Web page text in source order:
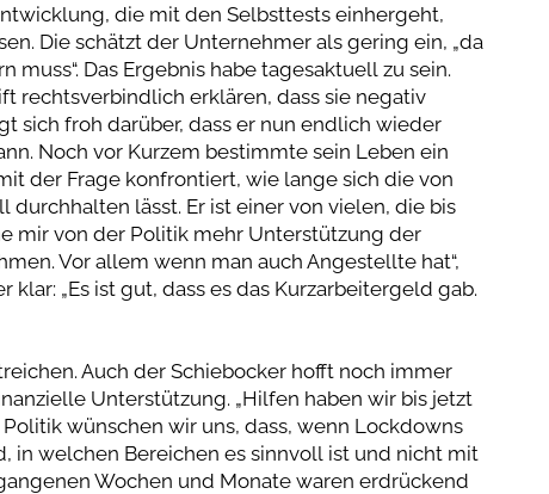
die mit den Selbsttests einhergeht,
Die schätzt der Unternehmer als gering ein, „da
Das Ergebnis habe tagesaktuell zu sein.
rechtsverbindlich erklären, dass sie negativ
sich froh darüber, dass er nun endlich wieder
Noch vor Kurzem bestimmte sein Leben ein
der Frage konfrontiert, wie lange sich die von
lässt. Er ist einer von vielen, die bis
mir von der Politik mehr Unterstützung der
Vor allem wenn man auch Angestellte hat“,
„Es ist gut, dass es das Kurzarbeitergeld gab.
Auch der Schiebocker hofft noch immer
Unterstützung. „Hilfen haben wir bis jetzt
Politik wünschen wir uns, dass, wenn Lockdowns
in welchen Bereichen es sinnvoll ist und nicht mit
Wochen und Monate waren erdrückend